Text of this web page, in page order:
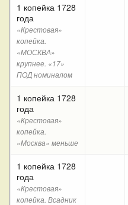
1 копейка 1728
года
«Крестовая»
копейка.
«МОСКВА»
крупнее. «17»
ПОД номиналом
1 копейка 1728
года
«Крестовая»
копейка.
«Москва» меньше
1 копейка 1728
года
«Крестовая»
копейка. Всадник